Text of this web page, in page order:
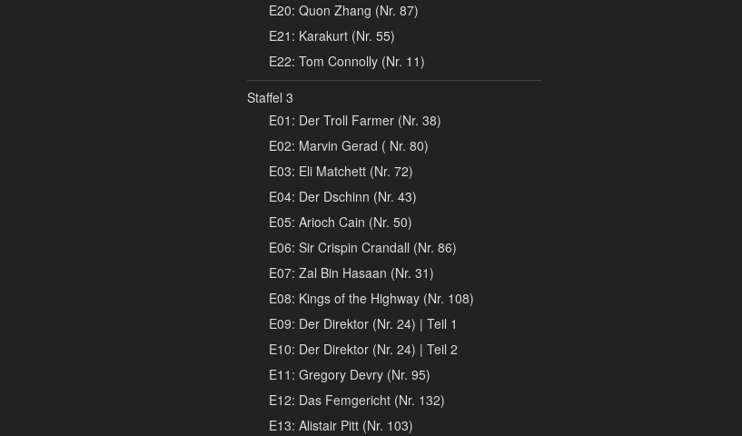
E20: Quon Zhang (Nr. 87)
E21: Karakurt (Nr. 55)
E22: Tom Connolly (Nr. 11)
Staffel 3
E01: Der Troll Farmer (Nr. 38)
E02: Marvin Gerad ( Nr. 80)
E03: Eli Matchett (Nr. 72)
E04: Der Dschinn (Nr. 43)
E05: Arioch Cain (Nr. 50)
E06: Sir Crispin Crandall (Nr. 86)
E07: Zal Bin Hasaan (Nr. 31)
E08: Kings of the Highway (Nr. 108)
E09: Der Direktor (Nr. 24) | Teil 1
E10: Der Direktor (Nr. 24) | Teil 2
E11: Gregory Devry (Nr. 95)
E12: Das Femgericht (Nr. 132)
E13: Alistair Pitt (Nr. 103)